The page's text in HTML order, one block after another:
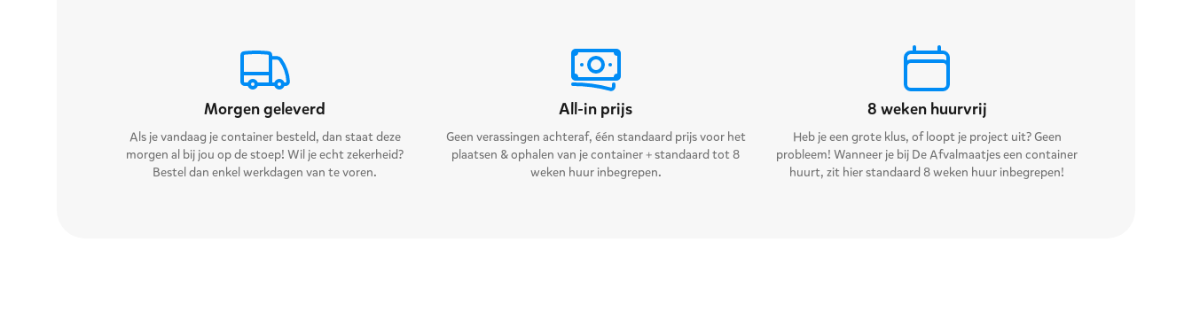
Morgen geleverd
Als je vandaag je container besteld, dan staat deze
morgen al bij jou op de stoep! Wil je echt zekerheid?
Bestel dan enkel werkdagen van te voren.
All-in prijs
Geen verassingen achteraf, één standaard prijs voor het
plaatsen & ophalen van je container + standaard tot 8
weken huur inbegrepen.
8 weken huurvrij
Heb je een grote klus, of loopt je project uit? Geen
probleem! Wanneer je bij De Afvalmaatjes een container
huurt, zit hier standaard 8 weken huur inbegrepen!